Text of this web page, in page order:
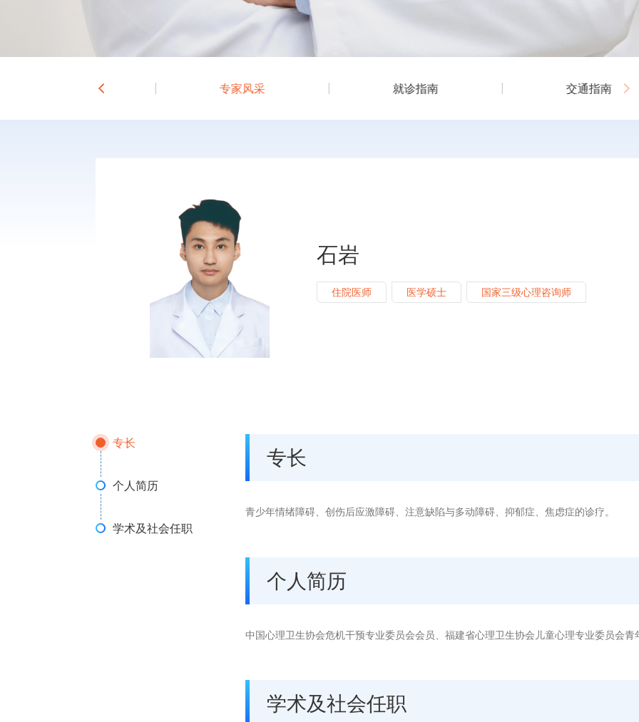
专家风采 就诊指南 交通指南
石岩
住院医师 医学硕士 国家三级心理咨询师
专长
个人简历
学术及社会任职
专长
青少年情绪障碍、创伤后应激障碍、注意缺陷与多动障碍、抑郁症、焦虑症的诊疗。
个人简历
中国心理卫生协会危机干预专业委员会会员、福建省心理卫生协会儿童心理专业委员会青
学术及社会任职